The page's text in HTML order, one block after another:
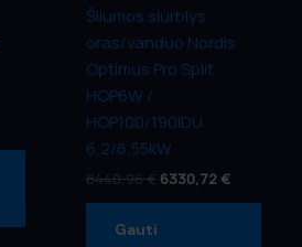
Šilumos siurblys
oras/vanduo Nordis
Optimus Pro Split
HOP6W /
HOP100/190IDU
6,2/6,55kW
8440,96€ 6330,72 €
Gauti